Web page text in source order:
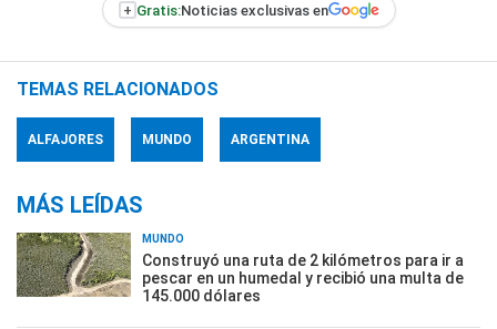
+ Gratis:Noticias exclusivas en
TEMAS RELACIONADOS
ALFAJORES MUNDO ARGENTINA
MÁS LEÍDAS
MUNDO
Construyó una ruta de 2 kilómetros para ir a
pescar en un humedal y recibió una multa de
145.000 dólares